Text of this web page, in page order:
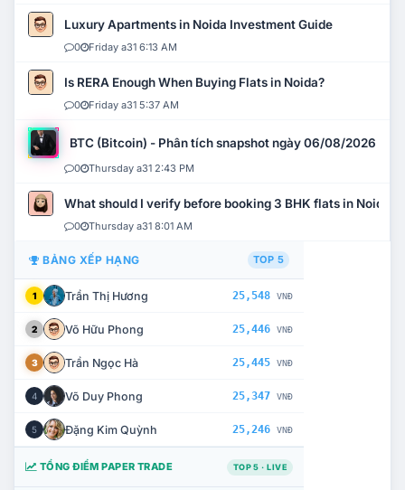
Luxury Apartments in Noida Investment Guide
0 Friday a31 6:13 AM
Is RERA Enough When Buying Flats in Noida?
0 Friday a31 5:37 AM
BTC (Bitcoin) - Phân tích snapshot ngày 06/08/2026
0 Thursday a31 2:43 PM
What should I verify before booking 3 BHK flats in Noida?
0 Thursday a31 8:01 AM
BẢNG XẾP HẠNG TOP 5
1 Trần Thị Hương 25,548 VNĐ
2 Võ Hữu Phong 25,446 VNĐ
3 Trần Ngọc Hà 25,445 VNĐ
4 Võ Duy Phong 25,347 VNĐ
5 Đặng Kim Quỳnh 25,246 VNĐ
TỔNG ĐIỂM PAPER TRADE TOP 5 · LIVE